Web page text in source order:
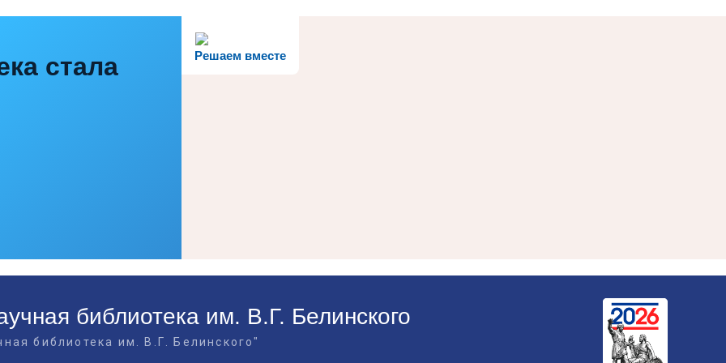
Решаем вместе
стала
библиотека им. В.Г. Белинского
библиотека им. В.Г. Белинского"